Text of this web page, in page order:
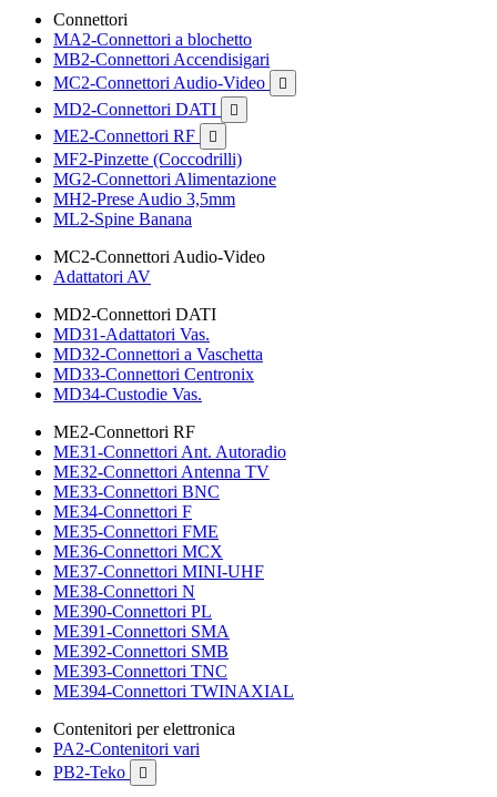
Connettori
MA2-Connettori a blochetto
MB2-Connettori Accendisigari
MC2-Connettori Audio-Video

MD2-Connettori DATI 
ME2-Connettori RF 
MF2-Pinzette (Coccodrilli)
MG2-Connettori Alimentazione
MH2-Prese Audio 3,5mm
ML2-Spine Banana
MC2-Connettori Audio-Video
Adattatori AV
MD2-Connettori DATI
MD31-Adattatori Vas.
MD32-Connettori a Vaschetta
MD33-Connettori Centronix
MD34-Custodie Vas.
ME2-Connettori RF
ME31-Connettori Ant. Autoradio
ME32-Connettori Antenna TV
ME33-Connettori BNC
ME34-Connettori F
ME35-Connettori FME
ME36-Connettori MCX
ME37-Connettori MINI-UHF
ME38-Connettori N
ME390-Connettori PL
ME391-Connettori SMA
ME392-Connettori SMB
ME393-Connettori TNC
ME394-Connettori TWINAXIAL
Contenitori per elettronica
PA2-Contenitori vari
PB2-Teko
